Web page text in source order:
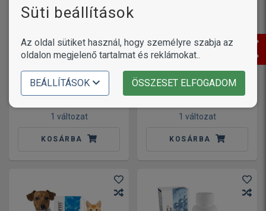
Skingel kenőcs
erythemás, nedvedző
bőrgyulladások
kezelésére 50 ml
5 490Ft
1 változat
KOSÁRBA
Sebodex sampon
kutyáknak és
macskáknak 200 ml
7 990Ft
1 változat
KOSÁRBA
Süti beállítások
Az oldal sütiket használ, hogy személyre szabja az
oldalon megjelenő tartalmat és reklámokat..
BEÁLLÍTÁSOK ÖSSZESET ELFOGADOM